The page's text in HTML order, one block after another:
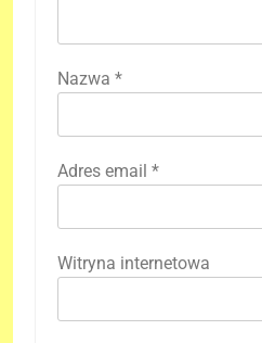
Nazwa *
Adres email *
Witryna internetowa